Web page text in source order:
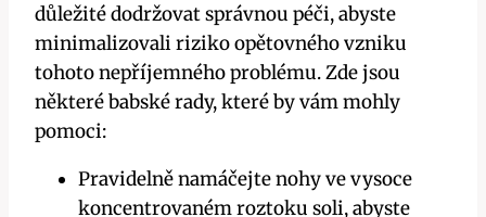
důležité dodržovat správnou péči, abyste
minimalizovali riziko opětovného vzniku
tohoto nepříjemného problému. Zde jsou
některé babské rady, které by vám mohly
pomoci:
Pravidelně namáčejte nohy ve vysoce
koncentrovaném roztoku soli, abyste